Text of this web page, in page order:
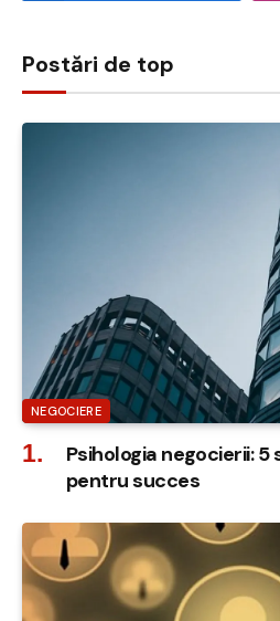
Postări de top
NEGOCIERE
Psihologia negocierii:
pentru succes